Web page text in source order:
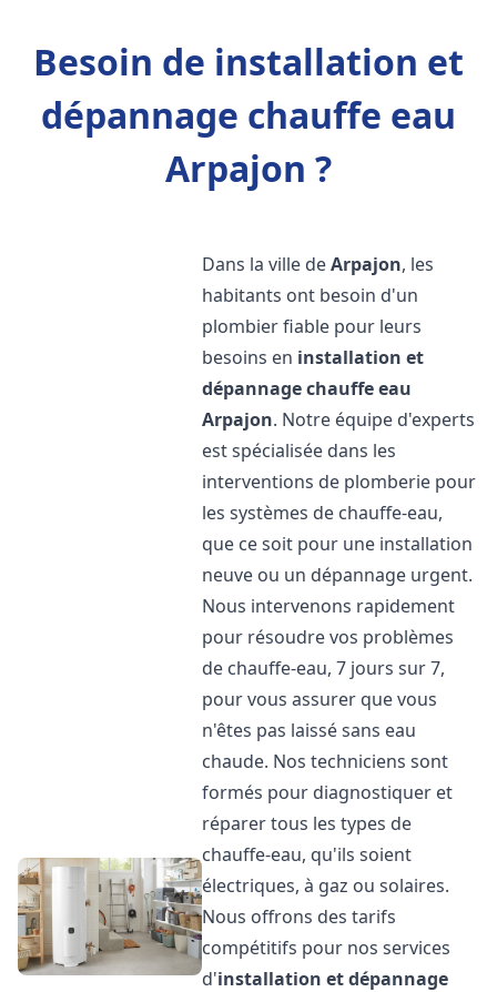
Besoin de installation et
dépannage chauffe eau
Arpajon ?
Dans la ville deArpajon, les
habitants ont besoin d'un
plombier fiable pour leurs
besoins en installation et
dépannage chauffe eau
Arpajon. Notre équipe d'experts
est spécialisée dans les
interventions de plomberie pour
les systèmes de chauffe-eau,
que ce soit pour une installation
neuve ou un dépannage urgent.
Nous intervenons rapidement
pour résoudre vos problèmes
de chauffe-eau, 7 jours sur 7,
pour vous assurer que vous
n'êtes pas laissé sans eau
chaude. Nos techniciens sont
formés pour diagnostiquer et
réparer tous les types de
chauffe-eau, qu'ils soient
électriques, à gaz ou solaires.
Nous offrons des tarifs
compétitifs pour nos services
d'installation et dépannage